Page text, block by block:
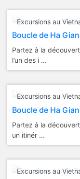
Excursions au
Boucle de Ha
Partez à la
l’un des i ...
Excursions au
Boucle de Ha
Partez à la
un itinér ...
Excursions au